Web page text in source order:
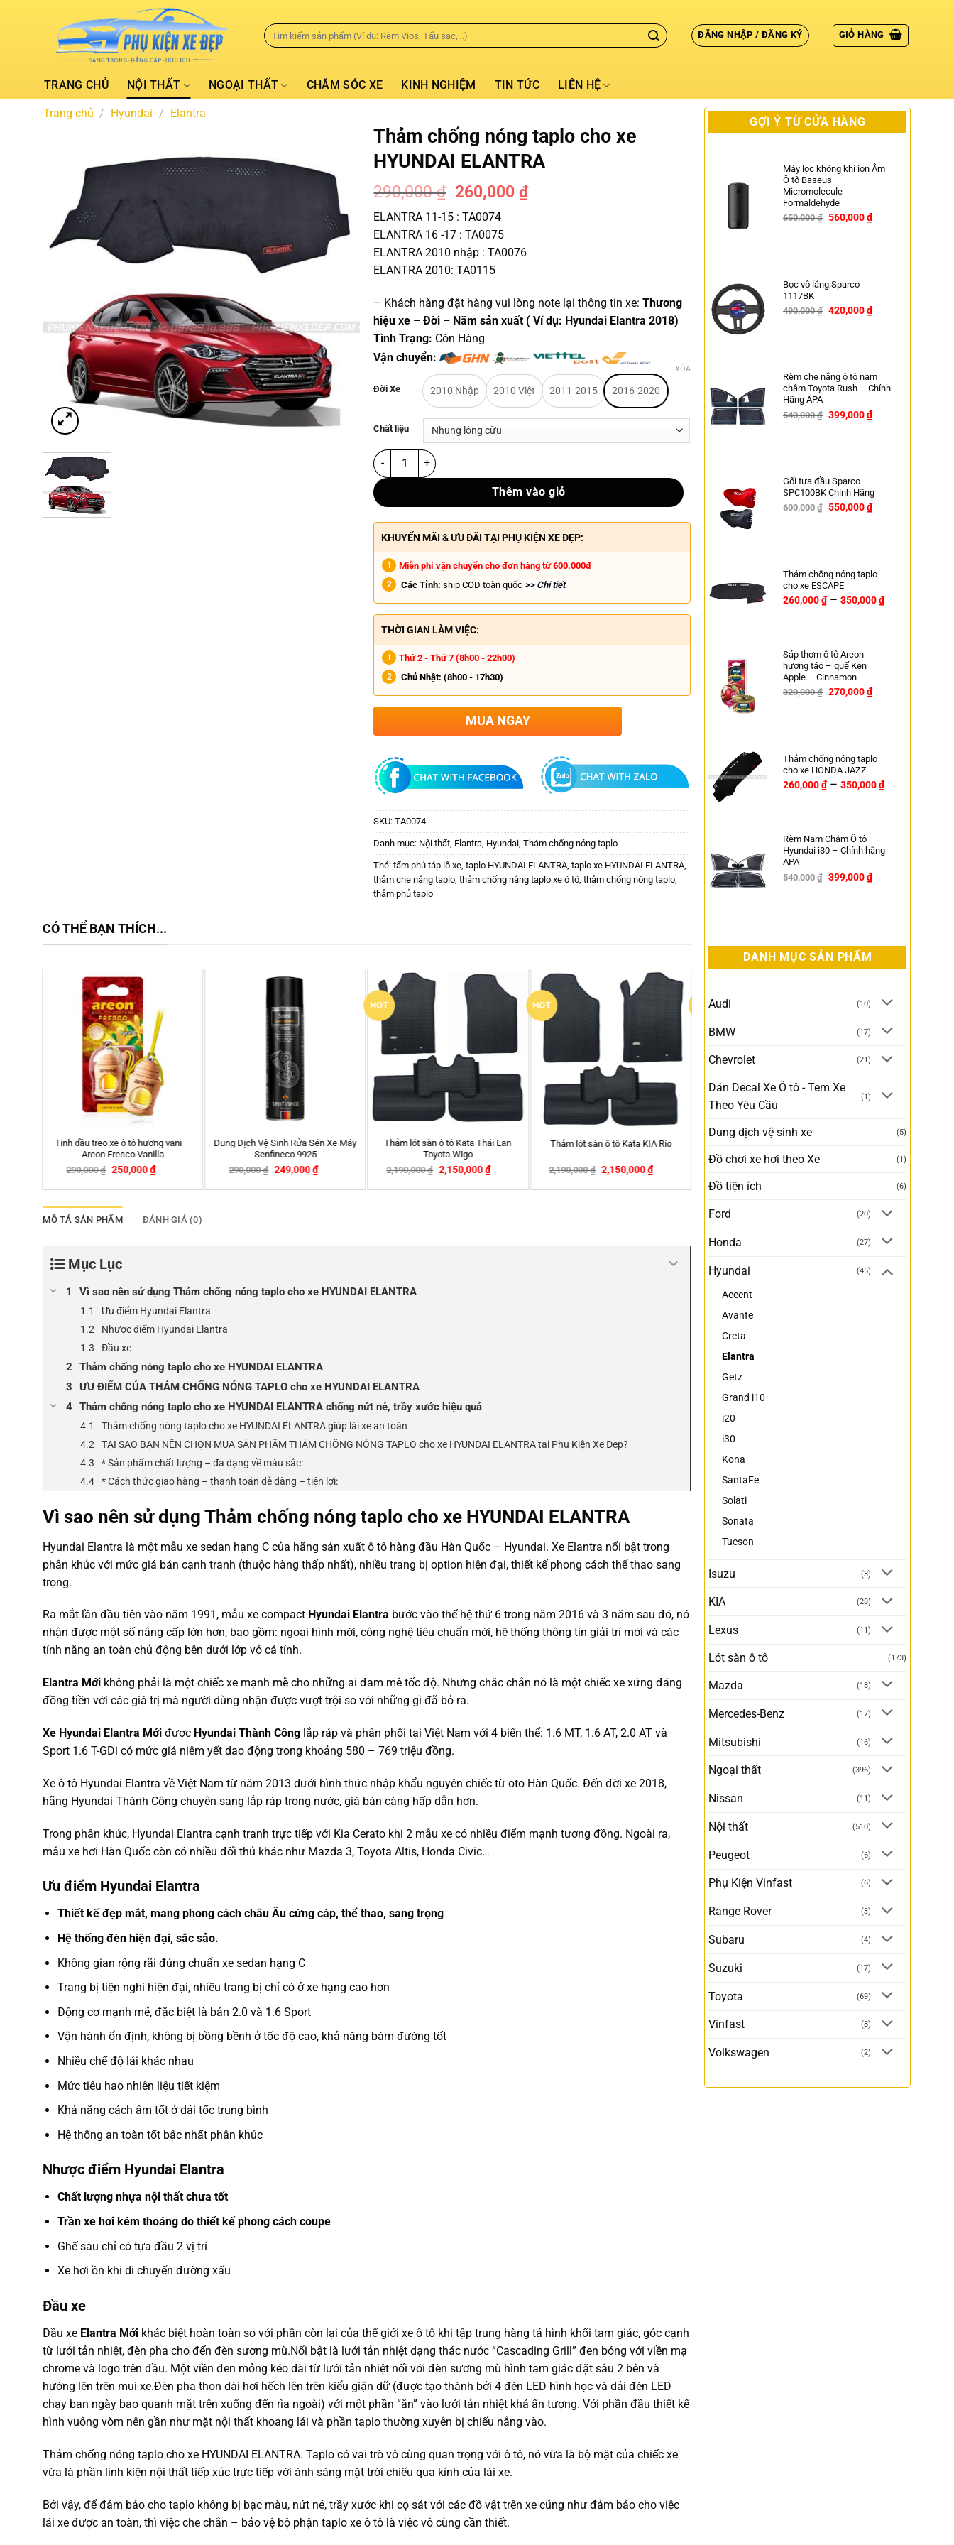
ĐĂNG NHẬP / ĐĂNG KÝ GIỎ HÀNG
TRANG CHỦ NỘI THẤT NGOẠI THẤT CHĂM SÓC XE KINH NGHIỆM TIN TỨC LIÊN HỆ
Trang chủ / Hyundai / Elantra
Thảm chống nóng taplo cho xe
HYUNDAI ELANTRA
290,000₫ 260,000₫
ELANTRA 11-15 : TA0074
ELANTRA 16 -17 : TA0075
ELANTRA 2010 nhập : TA0076
ELANTRA 2010: TA0115
– Khách hàng đặt hàng vui lòng note lại thông tin xe:Thương
hiệu xe – Đời – Năm sản xuất ( Ví dụ: Hyundai Elantra 2018)
Tình Trạng: Còn Hàng
Vận chuyển:
Đời Xe 2010 Nhập 2010 Việt 2011-2015 2016-2020
Chất liệu
XÓA
Thêm vào giỏ
KHUYẾN MÃI & ƯU ĐÃI TẠI PHỤ KIỆN XE ĐẸP:
Miễn phí vận chuyển cho đơn hàng từ 600.000đ
Các Tỉnh: ship COD toàn quốc >> Chi tiết
THỜI GIAN LÀM VIỆC:
Thứ 2 - Thứ 7 (8h00 - 22h00)
Chủ Nhật: (8h00 - 17h30)
MUA NGAY
SKU:TA0074
Danh mục: Nội thất, Elantra, Hyundai,Thảm chống nóng taplo
Thẻ:tấm phủ táp lô xe,taplo HYUNDAI ELANTRA,taplo xe HYUNDAI ELANTRA,
thảm che nắng taplo,thảm chống nắng taplo xe ô tô,thảm chống nóng taplo,
thảm phủ taplo
CÓ THỂ BẠN THÍCH...
HOT
Thảm lót sàn ô tô Kata Thái Lan
Porsche Cayenne
2,150,000₫
New
Camera hành trình Xiaomi 70mai
550,000 ₫ – 2,690,000
Thảm lót sàn ô tô Kata Thái Lan
Toyota Wigo
2,190,000₫ 2,150,000
Thảm lót sàn ô tô Kata KIA Rio
2,190,000₫ 2,150,000
MÔ TẢ SẢN PHẨM ĐÁNH GIÁ (0)
Mục Lục
Vì sao nên sử dụng Thảm chống nóng taplo cho xe HYUNDAI ELANTRA
Ưu điểm Hyundai Elantra
Nhược điểm Hyundai Elantra
Đầu xe
Thảm chống nóng taplo cho xe HYUNDAI ELANTRA
ƯU ĐIỂM CỦA THẢM CHỐNG NÓNG TAPLO cho xe HYUNDAI ELANTRA
Thảm chống nóng taplo cho xe HYUNDAI ELANTRA chống nứt nẻ, trầy xước hiệu quả
Thảm chống nóng taplo cho xe HYUNDAI ELANTRA giúp lái xe an toàn
TẠI SAO BẠN NÊN CHỌN MUA SẢN PHẨM THẢM CHỐNG NÓNG TAPLO cho xe HYUNDAI ELANTRA tại Phụ Kiện Xe Đẹp?
* Sản phẩm chất lượng – đa dạng về màu sắc:
* Cách thức giao hàng – thanh toán dễ dàng – tiện lợi:
Vì sao nên sử dụng Thảm chống nóng taplo cho xe HYUNDAI ELANTRA
Hyundai Elantra là một mẫu xe sedan hạng C của hãng sản xuất ô tô hàng đầu Hàn Quốc – Hyundai. Xe Elantra nổi bật trong
phân khúc với mức giá bán cạnh tranh (thuộc hàng thấp nhất), nhiều trang bị option hiện đại, thiết kế phong cách thể thao sang
trọng.
Ra mắt lần đầu tiên vào năm 1991, mẫu xe compact Hyundai Elantra bước vào thế hệ thứ 6 trong năm 2016 và 3 năm sau đó, nó
nhận được một số nâng cấp lớn hơn, bao gồm: ngoại hình mới, công nghệ tiêu chuẩn mới, hệ thống thông tin giải trí mới và các
tính năng an toàn chủ động bên dưới lớp vỏ cá tính.
Elantra Mới không phải là một chiếc xe mạnh mẽ cho những ai đam mê tốc độ. Nhưng chăc chắn nó là một chiếc xe xứng đáng
đồng tiền với các giá trị mà người dùng nhận được vượt trội so với những gì đã bỏ ra.
Xe Hyundai Elantra Mới được Hyundai Thành Công lắp ráp và phân phối tại Việt Nam với 4 biến thể: 1.6 MT, 1.6 AT, 2.0 AT và
Sport 1.6 T-GDi có mức giá niêm yết dao động trong khoảng 580 – 769 triệu đồng.
Xe ô tô Hyundai Elantra về Việt Nam từ năm 2013 dưới hình thức nhập khẩu nguyên chiếc từ oto Hàn Quốc. Đến đời xe 2018,
hãng Hyundai Thành Công chuyên sang lắp ráp trong nước, giá bán càng hấp dẫn hơn.
Trong phân khúc, Hyundai Elantra cạnh tranh trực tiếp với Kia Cerato khi 2 mẫu xe có nhiều điểm mạnh tương đồng. Ngoài ra,
mẫu xe hơi Hàn Quốc còn có nhiều đối thủ khác như Mazda 3, Toyota Altis, Honda Civic…
Ưu điểm Hyundai Elantra
Thiết kế đẹp mắt, mang phong cách châu Âu cứng cáp, thể thao, sang trọng
Hệ thống đèn hiện đại, sắc sảo.
Không gian rộng rãi đúng chuẩn xe sedan hạng C
Trang bị tiện nghi hiện đại, nhiều trang bị chỉ có ở xe hạng cao hơn
Động cơ mạnh mẽ, đặc biệt là bản 2.0 và 1.6 Sport
Vận hành ổn định, không bị bồng bềnh ở tốc độ cao, khả năng bám đường tốt
Nhiều chế độ lái khác nhau
Mức tiêu hao nhiên liệu tiết kiệm
Khả năng cách âm tốt ở dải tốc trung bình
Hệ thống an toàn tốt bậc nhất phân khúc
Nhược điểm Hyundai Elantra
Chất lượng nhựa nội thất chưa tốt
Trần xe hơi kém thoáng do thiết kế phong cách coupe
Ghế sau chỉ có tựa đầu 2 vị trí
Xe hơi ồn khi di chuyển đường xấu
Đầu xe
Đầu xe Elantra Mới khác biệt hoàn toàn so với phần còn lại của thế giới xe ô tô khi tập trung hàng tá hình khối tam giác, góc cạnh
từ lưới tản nhiệt, đèn pha cho đến đèn sương mù.Nổi bật là lưới tản nhiệt dạng thác nước “Cascading Grill” đen bóng với viền mạ
chrome và logo trên đầu. Một viền đen mỏng kéo dài từ lưới tản nhiệt nối với đèn sương mù hình tam giác đặt sâu 2 bên và
hướng lên trên mui xe.Đèn pha thon dài hơi hếch lên trên kiểu giận dữ (được tạo thành bởi 4 đèn LED hình học và dải đèn LED
chạy ban ngày bao quanh mặt trên xuống đến rìa ngoài) với một phần “ăn” vào lưới tản nhiệt khá ấn tượng. Với phần đầu thiết kế
hình vuông vòm nên gần như mặt nội thất khoang lái và phần taplo thường xuyên bị chiếu nắng vào.
Thảm chống nóng taplo cho xe HYUNDAI ELANTRA. Taplo có vai trò vô cùng quan trọng với ô tô, nó vừa là bộ mặt của chiếc xe
vừa là phần linh kiện nội thất tiếp xúc trực tiếp với ánh sáng mặt trời chiếu qua kính của lái xe.
Bởi vậy, để đảm bảo cho taplo không bị bạc màu, nứt nẻ, trầy xước khi cọ sát với các đồ vật trên xe cũng như đảm bảo cho việc
lái xe được an toàn, thì việc che chắn – bảo vệ bộ phận taplo xe ô tô là việc vô cùng cần thiết.
GỢI Ý TỪ CỬA HÀNG
Máy lọc không khí ion Âm
Ô tô Baseus
Micromolecule
Formaldehyde
650,000₫ 560,000₫
Bọc vô lăng Sparco
1117BK
490,000₫ 420,000₫
Rèm che nắng ô tô nam
châm Toyota Rush – Chính
Hãng APA
540,000₫ 399,000₫
Gối tựa đầu Sparco
SPC100BK Chính Hãng
600,000₫ 550,000₫
Thảm chống nóng taplo
cho xe ESCAPE
260,000₫ – 350,000₫
Sáp thơm ô tô Areon
hương táo – quế Ken
Apple – Cinnamon
320,000₫ 270,000₫
Thảm chống nóng taplo
cho xe HONDA JAZZ
260,000₫ – 350,000₫
Rèm Nam Châm Ô tô
Hyundai i30 – Chính hãng
APA
540,000₫ 399,000₫
DANH MỤC SẢN PHẨM
Audi (10)
BMW (17)
Chevrolet (21)
Dán Decal Xe Ô tô - Tem Xe
Theo Yêu Cầu
(1)
Dung dịch vệ sinh xe (5)
Đồ chơi xe hơi theo Xe (1)
Đồ tiện ích (6)
Ford (20)
Honda (27)
Hyundai (45)
Accent
Avante
Creta
Elantra
Getz
Grand i10
i20
i30
Kona
SantaFe
Solati
Sonata
Tucson
Isuzu (3)
KIA (28)
Lexus (11)
Lót sàn ô tô (173)
Mazda (18)
Mercedes-Benz (17)
Mitsubishi (16)
Ngoại thất (396)
Nissan (11)
Nội thất (510)
Peugeot (6)
Phụ Kiện Vinfast (6)
Range Rover (3)
Subaru (4)
Suzuki (17)
Toyota (69)
Vinfast (8)
Volkswagen (2)